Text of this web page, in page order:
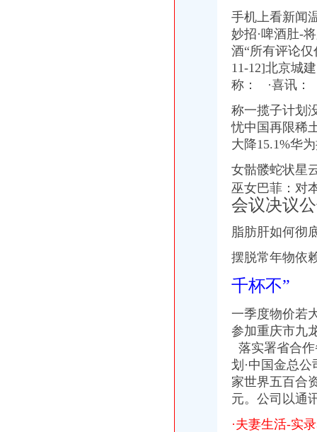
重庆防灯价格,重庆防灯具价格,重庆led防灯价格,重庆HBPC
两会上的企业家人大代表：原来他们关心的是这些_中国奉节网
2016重庆西彭考场科目三路考新线路之一号线-汽车-高清-爱奇艺
九龙坡局重庆进出口权办理西彭工商所立足工商职能全方位服务重庆
【重庆海关事务管理简历_应聘重庆海关事务管理求职简历_重庆海关事
九龙坡局西彭工商所努力营造安全放心的重庆进出口许可证市场购物环
郭翔副局出入境检验检疫报检长到西彭工业园区现场办公-重庆帅博
手机上看新闻
妙招·啤酒肚-
酒“所有评论
11-12]北京城
称： ·喜讯：
称一揽子计划
忧中国再限稀
大降15.1%华
女骷髅蛇状星
巫女巴菲： 对
会议决议
脂肪肝如何彻
摆脱常年物依
千杯不”
一季度物价若
参加重庆市九
落实署省合
划·中国金总
家世界五百合
元。公司以通
·夫妻生活-实